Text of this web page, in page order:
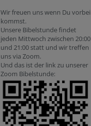
Wir freuen uns wenn Du vorbei
kommst.
Unsere Bibelstunde findet
jeden Mittwoch zwischen 20:00
und 21:00 statt und wir treffen
uns via Zoom.
Und das ist der link zu unserer
Zoom Bibelstunde: